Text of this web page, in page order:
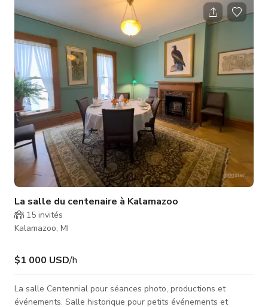
La salle du centenaire à Kalamazoo
15 invités
Kalamazoo, MI
$1 000 USD/h
La salle Centennial pour séances photo, productions et
événements. Salle historique pour petits événements et